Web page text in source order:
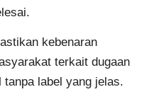
kebenaran
terkait dugaan
tanpa label yang jelas.